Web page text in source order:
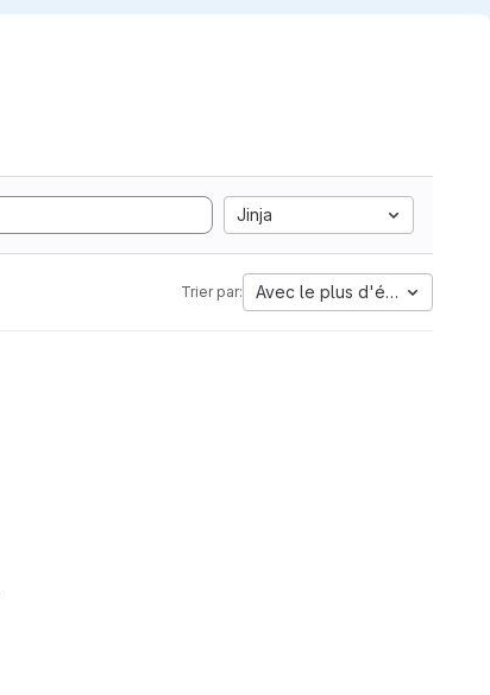
Jinja
Trier par: Avec le plus d'étoiles